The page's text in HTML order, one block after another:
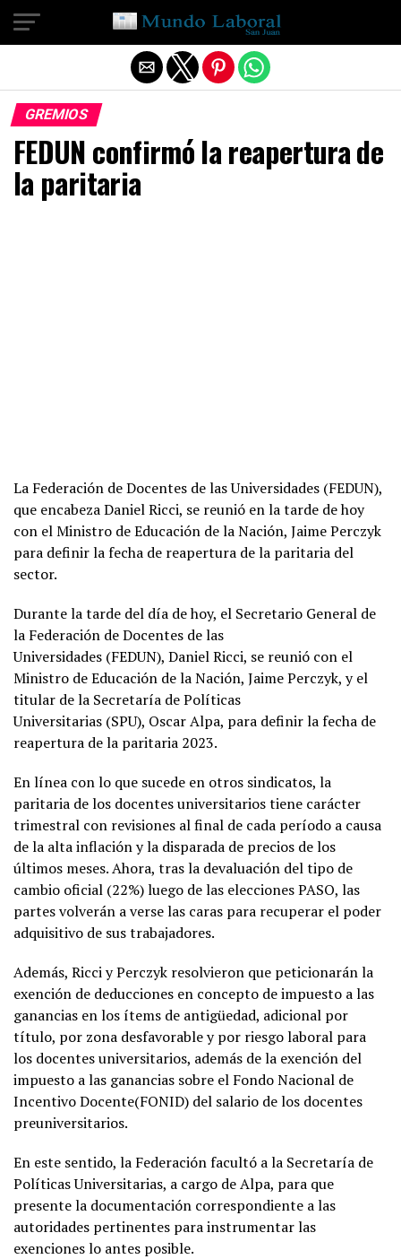
GREMIOS
FEDUN confirmó la reapertura de
la paritaria
La Federación de Docentes de las Universidades (FEDUN),
que encabeza Daniel Ricci, se reunió en la tarde de hoy
con el Ministro de Educación de la Nación, Jaime Perczyk
para definir la fecha de reapertura de la paritaria del
sector.
Durante la tarde del día de hoy, el Secretario General de
la Federación de Docentes de las
Universidades (FEDUN), Daniel Ricci, se reunió con el
Ministro de Educación de la Nación, Jaime Perczyk, y el
titular de la Secretaría de Políticas
Universitarias (SPU), Oscar Alpa, para definir la fecha de
reapertura de la paritaria 2023.
En línea con lo que sucede en otros sindicatos, la
paritaria de los docentes universitarios tiene carácter
trimestral con revisiones al final de cada período a causa
de la alta inflación y la disparada de precios de los
últimos meses. Ahora, tras la devaluación del tipo de
cambio oficial (22%) luego de las elecciones PASO, las
partes volverán a verse las caras para recuperar el poder
adquisitivo de sus trabajadores.
Además, Ricci y Perczyk resolvieron que peticionarán la
exención de deducciones en concepto de impuesto a las
ganancias en los ítems de antigüedad, adicional por
título, por zona desfavorable y por riesgo laboral para
los docentes universitarios, además de la exención del
impuesto a las ganancias sobre el Fondo Nacional de
Incentivo Docente(FONID) del salario de los docentes
preuniversitarios.
En este sentido, la Federación facultó a la Secretaría de
Políticas Universitarias, a cargo de Alpa, para que
presente la documentación correspondiente a las
autoridades pertinentes para instrumentar las
exenciones lo antes posible.
Salir de la versión móvil